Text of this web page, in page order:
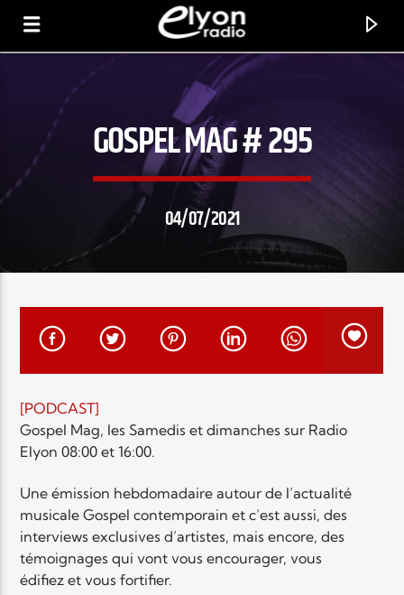
RADIO ELYON
POSITIVE ET ENCOURAGEANTE !
EN CE MOMENT
TITRE
ARTISTE
GOSPEL MAG # 295
04/07/2021
[PODCAST]
Gospel Mag, les Samedis et dimanches sur Radio
Elyon 08:00 et 16:00.
Une émission hebdomadaire autour de l’actualité
musicale Gospel contemporain et c’est aussi, des
interviews exclusives d’artistes, mais encore, des
témoignages qui vont vous encourager, vous
édifiez et vous fortifier.